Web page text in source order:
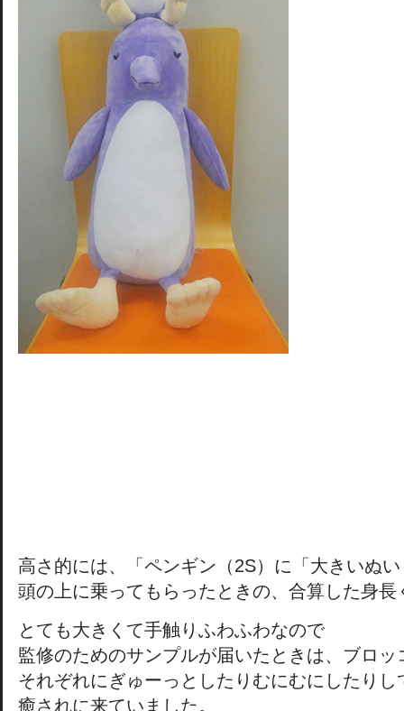
高さ的には、「ペンギン（2S）に「大きいぬ
頭の上に乗ってもらったときの、合算した身長
とても大きくて手触りふわふわなので
監修のためのサンプルが届いたときは、ブロッ
それぞれにぎゅーっとしたりむにむにしたりし
癒されに来ていました。